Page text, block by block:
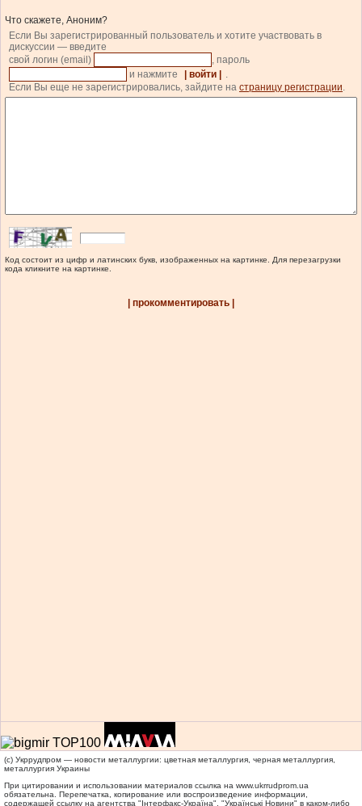
Что скажете, Аноним?
Если Вы зарегистрированный пользователь и хотите участвовать в
дискуссии — введите
свой логин (email)
, пароль
и нажмите
| войти |
.
Если Вы еще не зарегистрировались, зайдите на страницу регистрации.
Код состоит из цифр и латинских букв, изображенных на картинке. Для перезагрузки
кода кликните на картинке.
| прокомментировать |
(c) Укррудпром — новости металлургии: цветная металлургия, черная металлургия,
металлургия Украины
При цитировании и использовании материалов ссылка на www.ukrrudprom.ua
обязательна. Перепечатка, копирование или воспроизведение информации,
содержащей ссылку на агентства "Iнтерфакс-Україна", "Українськi Новини" в каком-либо